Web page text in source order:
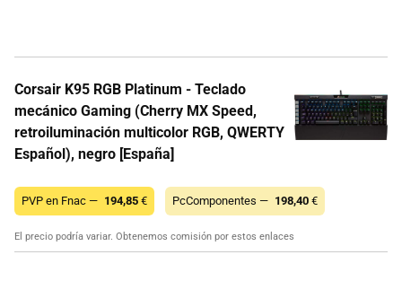
Corsair K95 RGB Platinum - Teclado
mecánico Gaming (Cherry MX Speed,
retroiluminación multicolor RGB, QWERTY
Español), negro [España]
PVP en Fnac — 194,85 € PcComponentes — 198,40 €
El precio podría variar. Obtenemos comisión por estos enlaces